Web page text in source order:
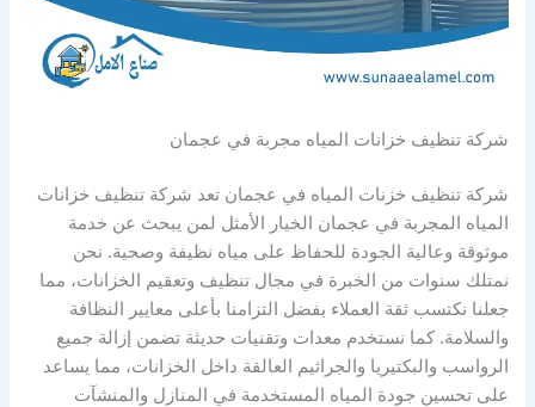
شركة تنظيف خزانات المياه مجربة في عجمان
شركة تنظيف خزنات المياه في عجمان تعد شركة تنظيف خزانات
المياه المجربة في عجمان الخيار الأمثل لمن يبحث عن خدمة
موثوقة وعالية الجودة للحفاظ على مياه نظيفة وصحية. نحن
نمتلك سنوات من الخبرة في مجال تنظيف وتعقيم الخزانات، مما
جعلنا نكتسب ثقة العملاء بفضل التزامنا بأعلى معايير النظافة
والسلامة. كما نستخدم معدات وتقنيات حديثة تضمن إزالة جميع
الرواسب والبكتيريا والجراثيم العالقة داخل الخزانات، مما يساعد
على تحسين جودة المياه المستخدمة في المنازل والمنشآت